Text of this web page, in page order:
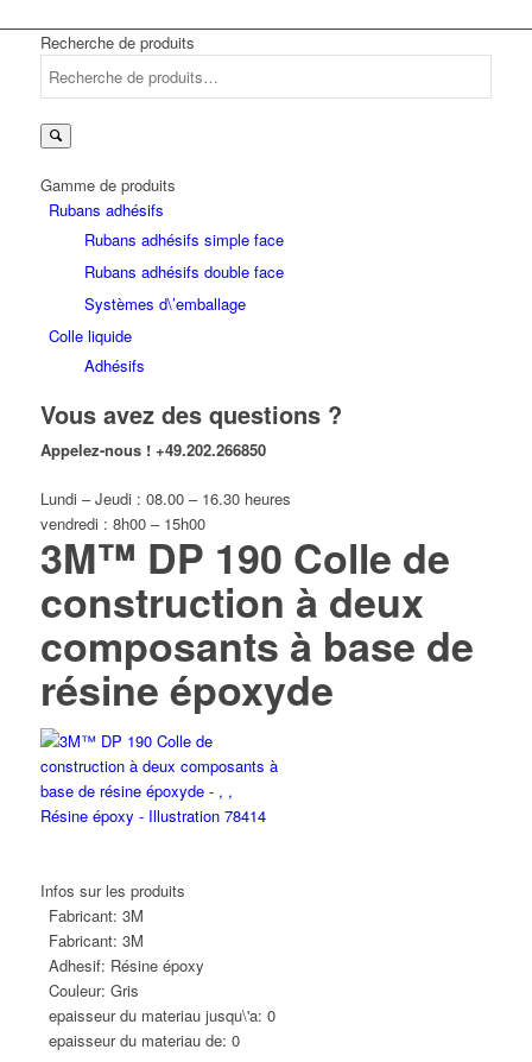
Recherche de produits
Gamme de produits
Rubans adhésifs
Rubans adhésifs simple face
Rubans adhésifs double face
Systèmes d\’emballage
Colle liquide
Adhésifs
Vous avez des questions ?
Appelez-nous ! +49.202.266850
Lundi – Jeudi : 08.00 – 16.30 heures
vendredi : 8h00 – 15h00
3M™ DP 190 Colle de
construction à deux
composants à base de
résine époxyde
Infos sur les produits
Fabricant: 3M
Fabricant: 3M
Adhesif: Résine époxy
Couleur: Gris
epaisseur du materiau jusqu\'a: 0
epaisseur du materiau de: 0